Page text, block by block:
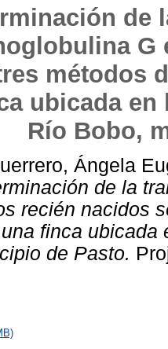
de
G
métodos
ubicada en
Río Bobo,
Ángela
de la
recién nacidos
finca ubicada
de Pasto.